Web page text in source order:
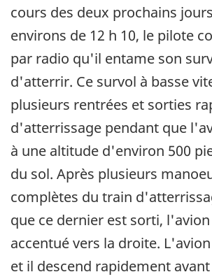
cours des deux prochains
environs de 12 h 10, le pilote
par radio qu'il entame son
d'atterrir. Ce survol à basse
plusieurs rentrées et sorties
d'atterrissage pendant que
à une altitude d'environ 500
du sol. Après plusieurs
complètes du train
que ce dernier est sorti,
accentué vers la droite.
et il descend rapidement